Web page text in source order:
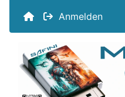
Anmelden